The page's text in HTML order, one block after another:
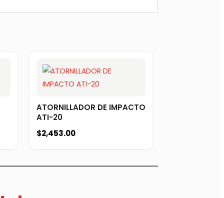
ATORNILLADOR DE IMPACTO
ATI-20
$2,453.00